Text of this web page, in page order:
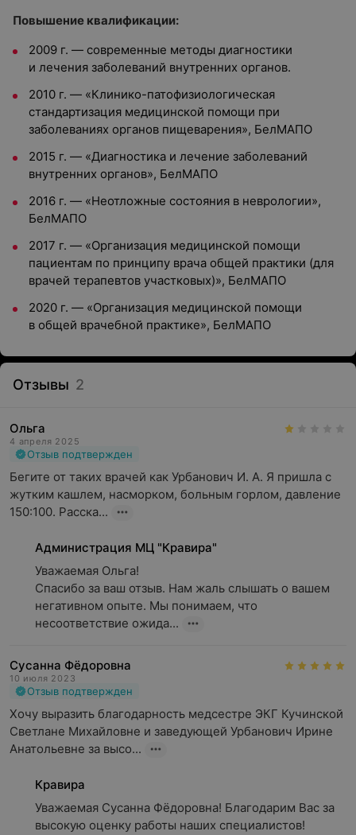
Повышение квалификации:
2009 г. — современные методы диагностики
и лечения заболеваний внутренних органов.
2010 г. — «Клинико-патофизиологическая
стандартизация медицинской помощи при
заболеваниях органов пищеварения», БелМАПО
2015 г. — «Диагностика и лечение заболеваний
внутренних органов», БелМАПО
2016 г. — «Неотложные состояния в неврологии»,
БелМАПО
2017 г. — «Организация медицинской помощи
пациентам по принципу врача общей практики (для
врачей терапевтов участковых)», БелМАПО
2020 г. — «Организация медицинской помощи
в общей врачебной практике», БелМАПО
Отзывы 2
Ольга
4 апреля 2025
Отзыв подтвержден
Бегите от таких врачей как Урбанович И. А. Я пришла с
жутким кашлем, насморком, больным горлом, давление
150:100. Расска...
Администрация МЦ "Кравира"
Уважаемая Ольга!
Спасибо за ваш отзыв. Нам жаль слышать о вашем
негативном опыте. Мы понимаем, что
несоответствие ожида...
Сусанна Фёдоровна
10 июля 2023
Отзыв подтвержден
Хочу выразить благодарность медсестре ЭКГ Кучинской
Светлане Михайловне и заведующей Урбанович Ирине
Анатольевне за высо...
Кравира
Уважаемая Сусанна Фёдоровна! Благодарим Вас за
высокую оценку работы наших специалистов!